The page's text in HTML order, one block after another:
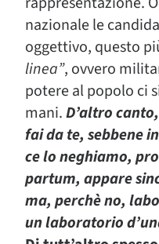
nazionale le
oggettivo, questo
linea”, ovvero
potere al popolo ci
mani.D’altro
fai da te, sebbene
ce lo neghiamo,
partum, appare
ma, perchè no,
un laboratorio